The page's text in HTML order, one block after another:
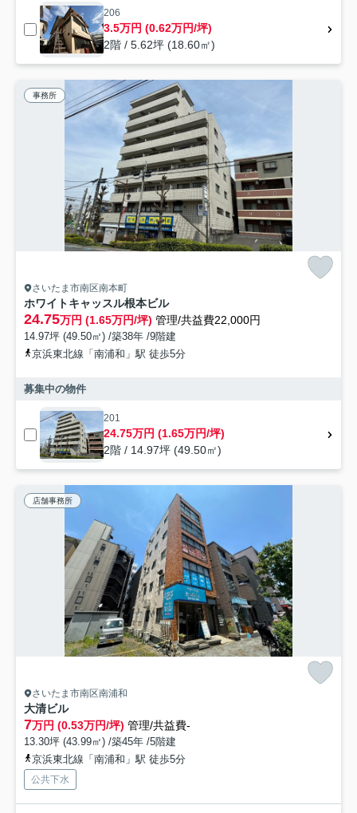
206
3.5万円 (0.62万円/坪)
2階 / 5.62坪 (18.60㎡)
事務所
さいたま市南区南本町
ホワイトキャッスル根本ビル
24.75万円 (1.65万円/坪) 管理/共益費22,000円
14.97坪 (49.50㎡) /築38年 /9階建
京浜東北線「南浦和」駅 徒歩5分
募集中の物件
201
24.75万円 (1.65万円/坪)
2階 / 14.97坪 (49.50㎡)
店舗事務所
さいたま市南区南浦和
大清ビル
7万円 (0.53万円/坪) 管理/共益費-
13.30坪 (43.99㎡) /築45年 /5階建
京浜東北線「南浦和」駅 徒歩5分
公共下水